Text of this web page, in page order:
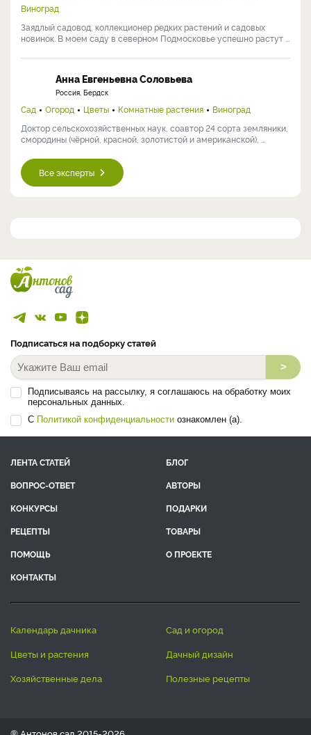
Виноград
Заядлый садовод, коллекционер редких растений и садовых
новинок. В моем саду в северном Подмосковье успешно растут ...
Анна Евгеньевна Соловьева
Россия, Бердск
Сад Огород Цветы Комнатные растения
Виноград
Доктор сельскохозяйственных наук, соавтор 24 сорта земляники,
смородины (чёрной, красной, золотистой и американской), ...
Все эксперты
Подписаться на подборку статей
>
Подписываясь на рассылку, я соглашаюсь на обработку моих
персональных данных.
С Политикой конфиденциальности ознакомлен (а).
ЛЕНТА СТАТЕЙ
БЛОГ
ВОПРОС-ОТВЕТ
АВТОРЫ
КОНКУРСЫ
ПОДАРКИ
РЕЦЕПТЫ
ТОВАРЫ
ПОМОЩЬ
О ПРОЕКТЕ
КОНТАКТЫ
календарь дачника
сад и огород
цветы и растения
дачный дизайн
хозяйственные дела
полезные рецепты